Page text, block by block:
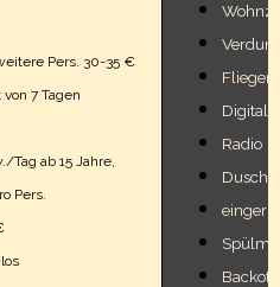
Pers. 30-35 €
7 Tagen
Tag ab 15 Jahre,
Pers.
Digital
Radio